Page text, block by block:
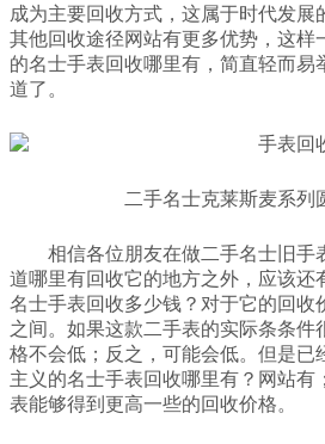
成为主要回收方式，这属于时代发展
其他回收途径网站有更多优势，这样
的名士手表回收哪里有，简直轻而易
道了。
二手名士克莱斯麦系列
相信各位朋友在做二手名士旧手
道哪里有回收它的地方之外，应该还
名士手表回收多少钱？对于它的回
之间。如果这款二手表的实际条条件
格不会低；反之，可能会低。但是已
主义的名士手表回收哪里有？网站有
表能够得到更高一些的回收价格。